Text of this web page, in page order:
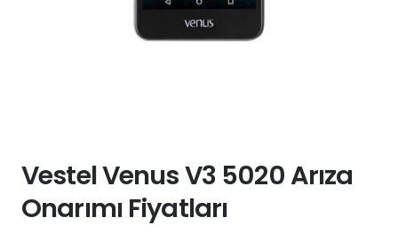
Vestel Venus V3 5020 Arıza
Onarımı Fiyatları